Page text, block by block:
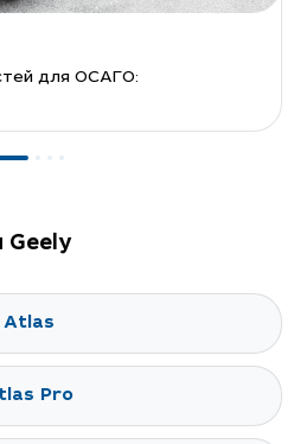
для ОСАГО:
Geely
Atlas
Pro